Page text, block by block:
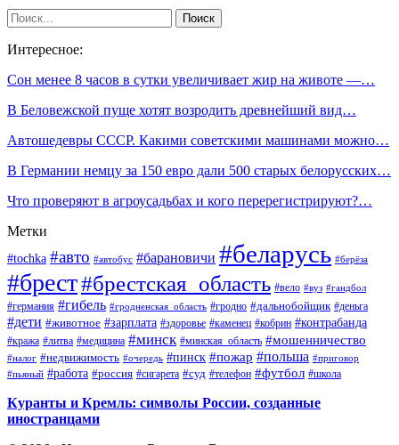
Интересное:
Сон менее 8 часов в сутки увеличивает жир на животе —…
В Беловежской пуще хотят возродить древнейший вид…
Автошедевры СССР. Какими советскими машинами можно…
В Германии немцу за 150 евро дали 500 старых белорусских…
Что проверяют в агроусадьбах и кого перерегистрируют?…
Метки
#tochka #авто #автобус #барановичи #беларусь #берёза
#брест#брестская_область #вело #вуз #гандбол
#германия #гибель #гродненская_область #гродно #дальнобойщик #деньга
#дети #животное #зарплата #здоровье #каменец #кобрин #контрабанда
#кража #литва #медицина #минск #минская_область #мошенничество
#налог #недвижимость #очередь #пинск #пожар #польша #приговор
#пьяный #работа #россия #сигарета #суд #телефон #футбол #школа
Куранты и Кремль: символы России, созданные
иностранцами